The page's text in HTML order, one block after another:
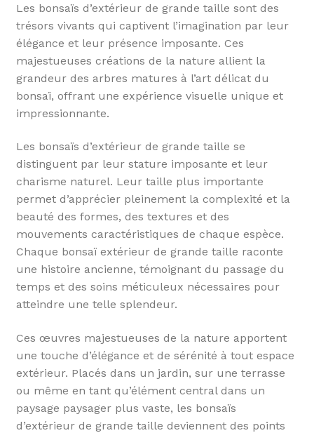
Les bonsaïs d’extérieur de grande taille sont des
trésors vivants qui captivent l’imagination par leur
élégance et leur présence imposante. Ces
majestueuses créations de la nature allient la
grandeur des arbres matures à l’art délicat du
bonsaï, offrant une expérience visuelle unique et
impressionnante.
Les bonsaïs d’extérieur de grande taille se
distinguent par leur stature imposante et leur
charisme naturel. Leur taille plus importante
permet d’apprécier pleinement la complexité et la
beauté des formes, des textures et des
mouvements caractéristiques de chaque espèce.
Chaque bonsaï extérieur de grande taille raconte
une histoire ancienne, témoignant du passage du
temps et des soins méticuleux nécessaires pour
atteindre une telle splendeur.
Ces œuvres majestueuses de la nature apportent
une touche d’élégance et de sérénité à tout espace
extérieur. Placés dans un jardin, sur une terrasse
ou même en tant qu’élément central dans un
paysage paysager plus vaste, les bonsaïs
d’extérieur de grande taille deviennent des points